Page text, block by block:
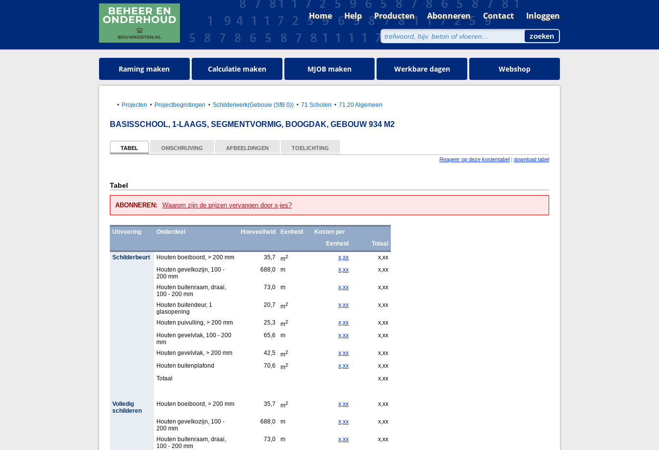
Home Help Producten Abonneren Contact Inloggen
Raming maken Calculatie maken MJOB maken Werkbare dagen Webshop
Projecten Projectbegrotingen Schilderwerk(Gebouw (SfB 0)) 71 Scholen 71.20 Algemeen
BASISSCHOOL, 1-LAAGS, SEGMENTVORMIG, BOOGDAK, GEBOUW 934 M2
TABEL OMSCHRIJVING AFBEELDINGEN
TOELICHTING
Reageer op deze kostentabel | download tabel
Tabel
ABONNEREN: Waarom zijn de prijzen vervangen door x-jes?
Uitvoering Onderdeel Hoeveelheid Eenheid
Kosten per
Eenheid
Totaal
Schilderbeurt
Houten boeiboord, > 200 mm 35,7 m2 x,xx
x,xx
Houten gevelkozijn, 100 -
200 mm
688,0 m x,xx x,xx
Houten buitenraam, draai,
100 - 200 mm
73,0 m x,xx x,xx
Houten buitendeur, 1
glasopening
20,7 m2 x,xx x,xx
Houten puivulling, > 200 mm 25,3 m2 x,xx
x,xx
Houten gevelvlak, 100 - 200
mm
65,6 m x,xx x,xx
Houten gevelvlak, > 200 mm 42,5 m2 x,xx
x,xx
Houten buitenplafond
70,6 m2 x,xx
x,xx
Totaal
x,xx
Volledig
schilderen
Houten boeiboord, > 200 mm 35,7 m2 x,xx x,xx
Houten gevelkozijn, 100 -
200 mm
688,0 m x,xx x,xx
Houten buitenraam, draai,
100 - 200 mm
73,0 m x,xx x,xx